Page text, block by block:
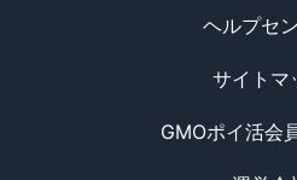
ヘルプセ
サイトマ
GMOポイ活会